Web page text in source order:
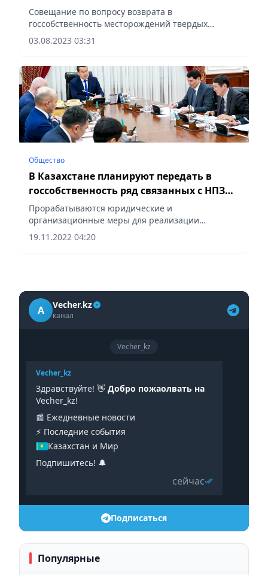
Совещание по вопросу возврата в
госсобственность месторождений твердых
полезных ископаемых и углеводородного сырья
провел первый заместитель Премьер-министра
03.08.2023 03:31
Общество
В Казахстане планируют передать в
госсобственность ряд связанных с НПЗ
структур
Прорабатываются юридические и
организационные меры для реализации
принятых решений.
19.11.2022 04:20
A Vecher.kz
канал
Vecher_kz
Vecher_kz
Здравствуйте! 👋 Добро пожаолвать на
Vecher_kz!
📰 Ежедневные новости
⚡️ Последние события
Казахстан и Мир
Подпишитесь! 🔔
сейчас
Подписаться
Популярные